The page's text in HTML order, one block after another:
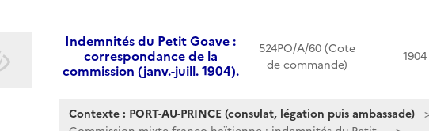
Indemnités du Petit Goave :
correspondance de la
commission (janv.-juill. 1904).
524PO/A/60 (Cote
de commande)
1904
Contexte : PORT-AU-PRINCE (consulat, légation puis ambassade)